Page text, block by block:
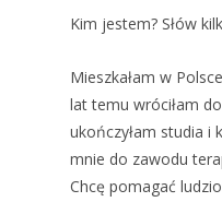
Kim jestem? Słów
Mieszkałam w
lat temu wróciłam
ukończyłam studia i
mnie do zawodu
Chcę pomagać